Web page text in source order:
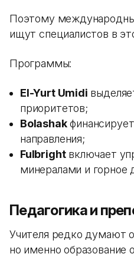
Поэтому
ищут специалистов в
Программы:
El-Yurt Umidi
приоритетов;
Bolashak
направления;
Fulbrightвключает
минералами и горное
Педагогика и
Учителя редко думают
но именно образование